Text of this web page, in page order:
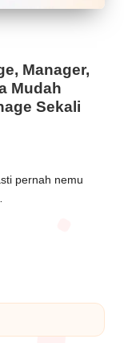
Manager,
Mudah
Sekali
pernah nemu